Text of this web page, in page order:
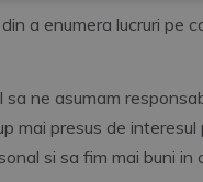
a enumera lucruri pe
sa ne asumam
mai presus de
si sa fim mai buni in